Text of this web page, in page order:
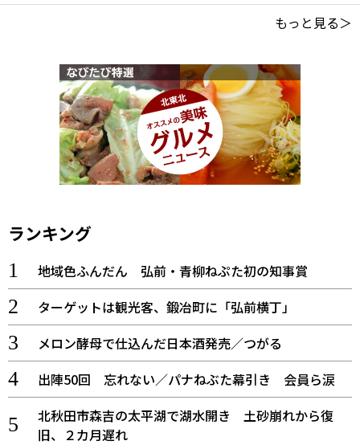
もっと見る＞
ランキング
地域色ふんだん 弘前・青柳ねぷた初の知事賞
ターゲットは観光客、鍛冶町に「弘前横丁」
メロン酵母で仕込んだ日本酒発売／つがる
出陣50回 忘れない／パナねぶた幕引き 会員ら涙
北秋田市森吉の太平湖で湖水開き 土砂崩れから復
旧、２カ月遅れ